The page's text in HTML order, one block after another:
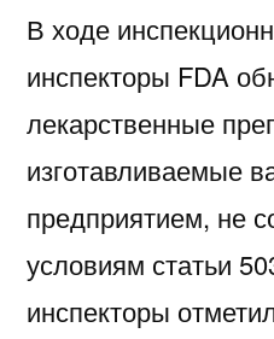
В ходе
инспекторы FDA
лекарственные
изготавливаемые
предприятием, не
условиям статьи
инспекторы